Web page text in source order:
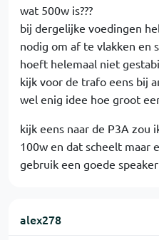
wat 500w is???
bij dergelijke voedingen
nodig om af te vlakken en
hoeft helemaal niet
kijk voor de trafo eens bij
wel enig idee hoe groot
kijk eens naar de P3A zou
100w en dat scheelt maar
gebruik een goede
alex278